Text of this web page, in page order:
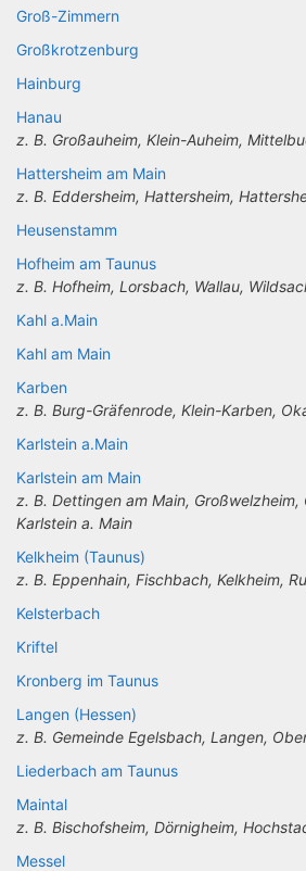
Groß-Zimmern
Großkrotzenburg
Hainburg
Hanau
z. B. Großauheim, Klein-Auheim,
Hattersheim am Main
z. B. Eddersheim, Hattersheim,
Heusenstamm
Hofheim am Taunus
z. B. Hofheim, Lorsbach, Wallau,
Kahl a.Main
Kahl am Main
Karben
z. B. Burg-Gräfenrode, Klein-Karben,
Karlstein a.Main
Karlstein am Main
z. B. Dettingen am Main, Großwelzheim,
Karlstein a. Main
Kelkheim (Taunus)
z. B. Eppenhain, Fischbach, Kelkheim,
Kelsterbach
Kriftel
Kronberg im Taunus
Langen (Hessen)
z. B. Gemeinde Egelsbach, Langen,
Liederbach am Taunus
Maintal
z. B. Bischofsheim, Dörnigheim,
Messel